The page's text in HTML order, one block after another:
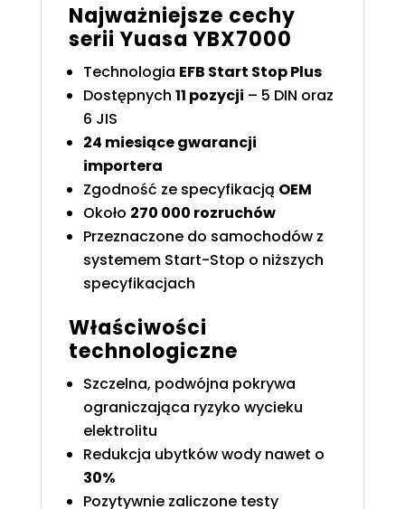
Najważniejsze cechy
serii Yuasa YBX7000
Technologia EFB Start Stop Plus
Dostępnych 11 pozycji – 5 DIN oraz
6 JIS
24 miesiące gwarancji
importera
Zgodność ze specyfikacją OEM
Około 270 000 rozruchów
Przeznaczone do samochodów z
systemem Start-Stop o niższych
specyfikacjach
Właściwości
technologiczne
Szczelna, podwójna pokrywa
ograniczająca ryzyko wycieku
elektrolitu
Redukcja ubytków wody nawet o
30%
Pozytywnie zaliczone testy